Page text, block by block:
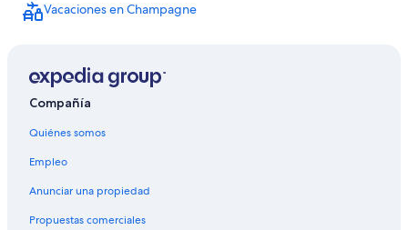
Vacaciones en Champagne
Compañía
Quiénes somos
Empleo
Anunciar una propiedad
Propuestas comerciales